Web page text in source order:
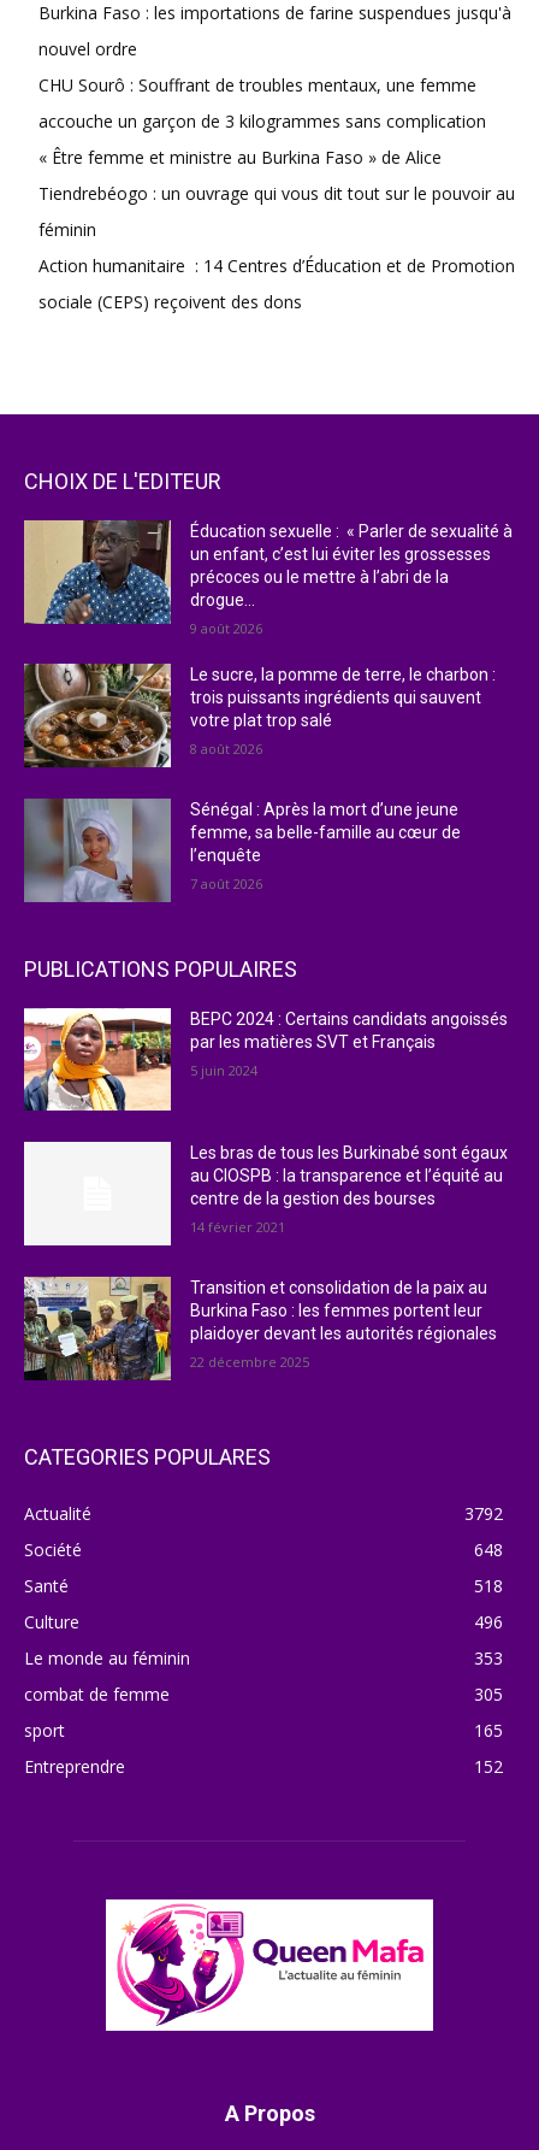
Burkina Faso : les importations de farine suspendues jusqu'à
nouvel ordre
CHU Sourô : Souffrant de troubles mentaux, une femme
accouche un garçon de 3 kilogrammes sans complication
« Être femme et ministre au Burkina Faso » de Alice
Tiendrebéogo : un ouvrage qui vous dit tout sur le pouvoir au
féminin
Action humanitaire : 14 Centres d’Éducation et de Promotion
sociale (CEPS) reçoivent des dons
CHOIX DE L'EDITEUR
Éducation sexuelle : « Parler de sexualité à
un enfant, c’est lui éviter les grossesses
précoces ou le mettre à l’abri de la
drogue...
9 août 2026
Le sucre, la pomme de terre, le charbon :
trois puissants ingrédients qui sauvent
votre plat trop salé
8 août 2026
Sénégal : Après la mort d’une jeune
femme, sa belle-famille au cœur de
l’enquête
7 août 2026
PUBLICATIONS POPULAIRES
BEPC 2024 : Certains candidats angoissés
par les matières SVT et Français
5 juin 2024
Les bras de tous les Burkinabé sont égaux
au CIOSPB : la transparence et l’équité au
centre de la gestion des bourses
14 février 2021
Transition et consolidation de la paix au
Burkina Faso : les femmes portent leur
plaidoyer devant les autorités régionales
22 décembre 2025
CATEGORIES POPULARES
Actualité
3792
Société
648
Santé
518
Culture
496
Le monde au féminin
353
combat de femme
305
sport
165
Entreprendre
152
A Propos